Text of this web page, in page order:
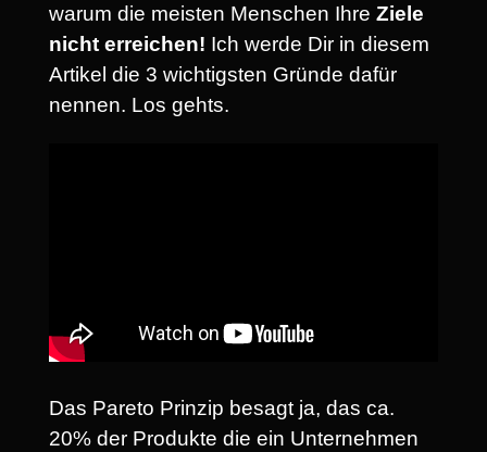
warum die meisten Menschen Ihre Ziele
nicht erreichen! Ich werde Dir in diesem
Artikel die 3 wichtigsten Gründe dafür
nennen. Los gehts.
Das Pareto Prinzip besagt ja, das ca.
20% der Produkte die ein Unternehmen